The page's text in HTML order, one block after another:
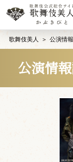
歌舞伎美人 公演情報
公演情